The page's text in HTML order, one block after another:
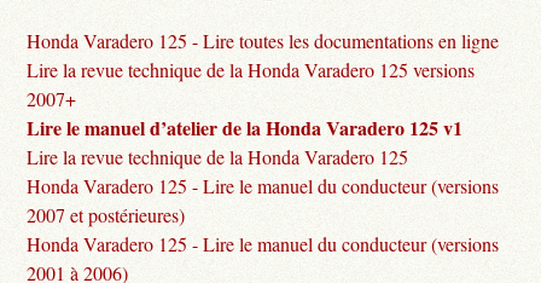
Honda Varadero 125 - Lire toutes les documentations en ligne
Lire la revue technique de la Honda Varadero 125 versions
2007+
Lire le manuel d’atelier de la Honda Varadero 125 v1
Lire la revue technique de la Honda Varadero 125
Honda Varadero 125 - Lire le manuel du conducteur (versions
2007 et postérieures)
Honda Varadero 125 - Lire le manuel du conducteur (versions
2001 à 2006)